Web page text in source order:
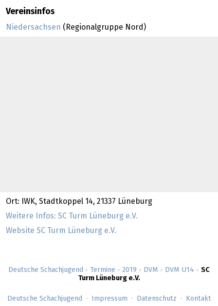
Deutsche Schachjugend > Termine > 2019 > DVM > DVM U14 > SC
Turm Lüneburg e.V.
Vereinsinfos
Niedersachsen (Regionalgruppe Nord)
Ort: IWK, Stadtkoppel 14, 21337 Lüneburg
Weitere Infos: SC Turm Lüneburg e.V.
Website SC Turm Lüneburg e.V.
Deutsche Schachjugend Impressum Datenschutz Kontakt